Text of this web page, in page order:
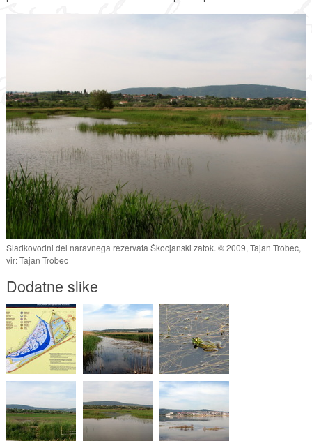
Sladkovodni del naravnega rezervata Škocjanski zatok. © 2009, Tajan Trobec,
vir: Tajan Trobec
Dodatne slike